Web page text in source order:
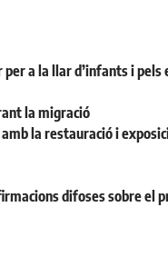
a la llar d’infants i pels
la migració
la restauració i
difoses sobre el